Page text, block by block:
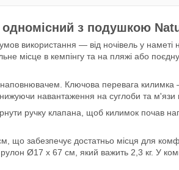
з подушкою
використання — від ночівель у наметі
місце в кемпінгу та на пляжі або
Ключова перевага килимка
навантаження на суглоби та м'язи
ручку клапана, щоб килимок почав
що забезпечує достатньо місця для
Ø17 x 67 см, який важить 2,3 кг. У